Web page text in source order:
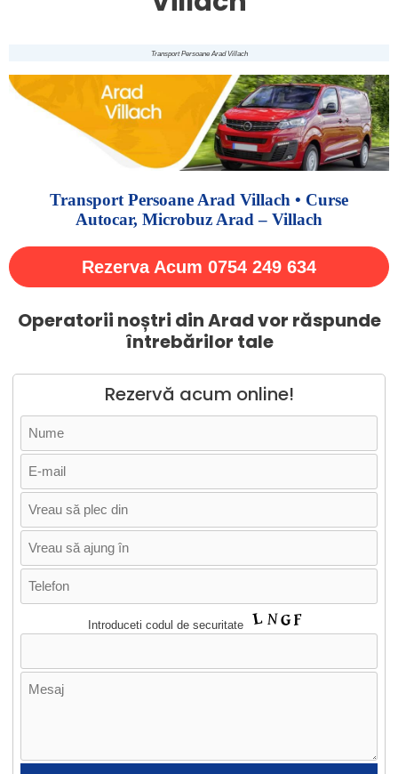
Transport Persoane Arad Villach
Transport Persoane Arad Villach • Curse
Autocar, Microbuz Arad – Villach
Rezerva Acum 0754 249 634
Operatorii noștri din Arad vor răspunde
întrebărilor tale
Rezervă acum online!
Introduceti codul de securitate